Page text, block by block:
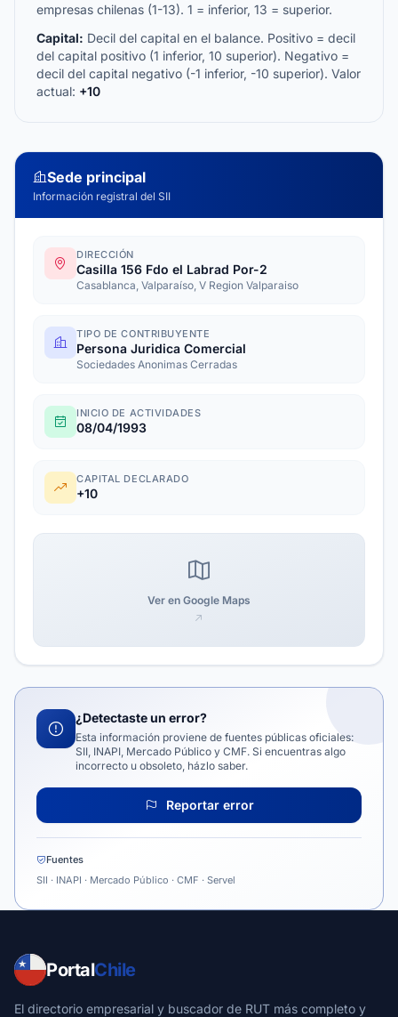
empresas chilenas (1-13). 1 = inferior, 13 = superior.
Capital: Decil del capital en el balance. Positivo = decil
del capital positivo (1 inferior, 10 superior). Negativo =
decil del capital negativo (-1 inferior, -10 superior). Valor
actual: +10
Sede principal
Información registral del SII
DIRECCIÓN
Casilla 156 Fdo el Labrad Por-2
Casablanca, Valparaíso, V Region Valparaiso
TIPO DE CONTRIBUYENTE
Persona Juridica Comercial
Sociedades Anonimas Cerradas
INICIO DE ACTIVIDADES
08/04/1993
CAPITAL DECLARADO
+10
Ver en Google Maps
¿Detectaste un error?
Esta información proviene de fuentes públicas oficiales:
SII, INAPI, Mercado Público y CMF. Si encuentras algo
incorrecto u obsoleto, házlo saber.
Reportar error
Fuentes
SII · INAPI · Mercado Público · CMF · Servel
PortalChile
El directorio empresarial y buscador de RUT más completo y